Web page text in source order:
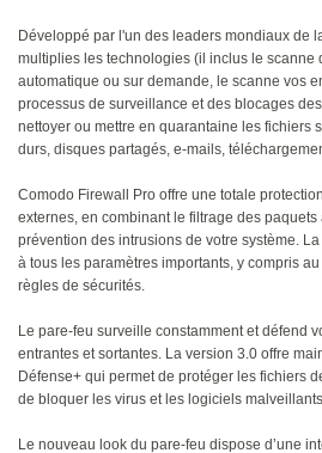
Développé par l'un des leaders mondiaux de
multiplies les technologies (il inclus le scanne
automatique ou sur demande, le scanne vos
processus de surveillance et des blocages
nettoyer ou mettre en quarantaine les fichiers
durs, disques partagés, e-mails,
Comodo Firewall Pro offre une totale
externes, en combinant le filtrage des
prévention des intrusions de votre système.
à tous les paramètres importants, y compris
règles de sécurités.
Le pare-feu surveille constamment et défend
entrantes et sortantes. La version 3.0 offre
Défense+ qui permet de protéger les fichiers
de bloquer les virus et les logiciels
Le nouveau look du pare-feu dispose d’une